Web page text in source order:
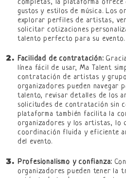
completas, la plataforma
gustos y estilos de música. Los
explorar perfiles de artistas,
solicitar cotizaciones
talento perfecto para su evento.
Facilidad de contratación:
línea fácil de usar, Ma Talent
contratación de artistas y
organizadores pueden navegar
talento, revisar detalles de los
solicitudes de contratación sin
plataforma también facilita la
organizadores y los artistas, lo
coordinación fluida y eficiente
del evento.
Profesionalismo y confianza:
organizadores pueden tener la